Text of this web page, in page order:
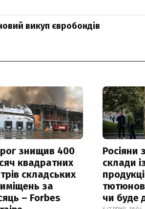
викуп євробондів
знищив 400
квадратних
складських
за
– Forbes
Росіяни
склади
чи буде